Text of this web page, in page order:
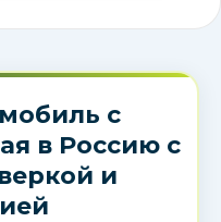
с
в Россию с
и